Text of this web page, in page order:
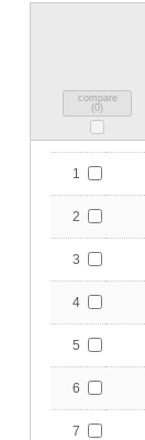
compare
(0)
1
2
3
4
5
6
7